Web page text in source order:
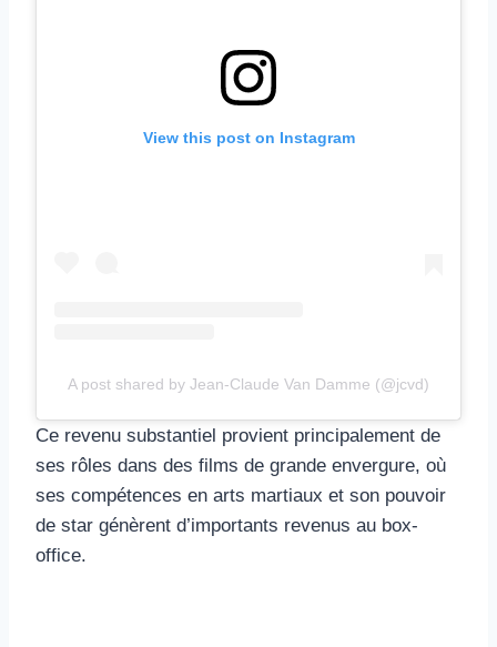
View this post on Instagram
A post shared by Jean-Claude Van Damme (@jcvd)
Ce revenu substantiel provient principalement de
ses rôles dans des films de grande envergure, où
ses compétences en arts martiaux et son pouvoir
de star génèrent d’importants revenus au box-
office.